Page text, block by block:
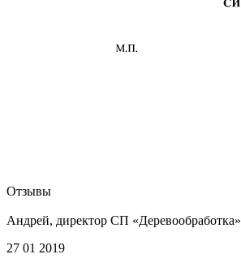
Отзывы
Андрей, директор СП «Деревообработка»
27 01 2019